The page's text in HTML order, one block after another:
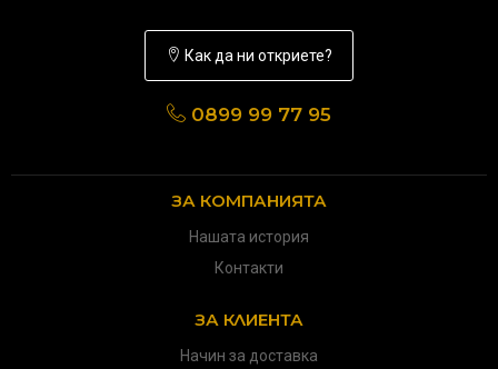
Как да ни откриете?
0899 99 77 95
ЗА КОМПАНИЯТА
Нашата история
Контакти
ЗА КЛИЕНТА
Начин за доставка